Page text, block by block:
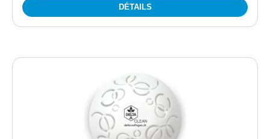
DÉTAILS